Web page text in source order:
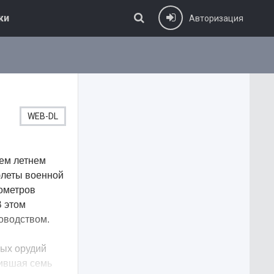
Авторизация
WEB-DL
летнем
военной
этом
орудий
семь